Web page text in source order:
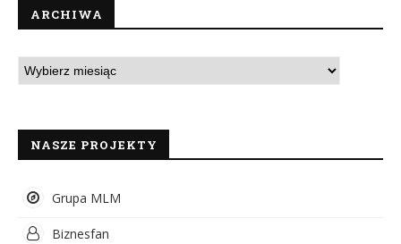
ARCHIWA
NASZE PROJEKTY
Grupa MLM
Biznesfan